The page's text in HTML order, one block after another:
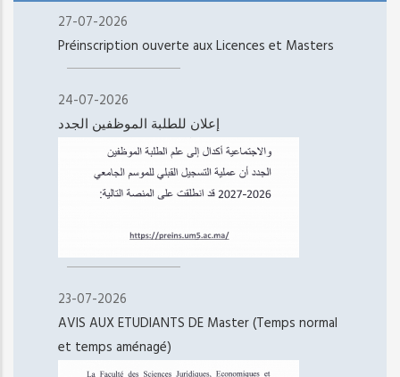
27-07-2026
Préinscription ouverte aux Licences et Masters
24-07-2026
إعلان للطلبة الموظفين الجدد
23-07-2026
AVIS AUX ETUDIANTS DE Master (Temps normal
et temps aménagé)